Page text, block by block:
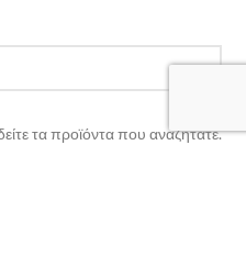
τα προϊόντα που αναζητάτε.